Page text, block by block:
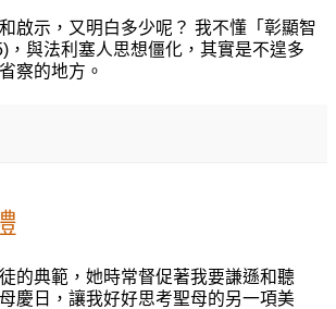
啟示，又明白多少呢？ 我不懂「彰顯智
，與法利塞人思想僵化，其實是不遑多
察的地方。
的典範，她時常督促著我要謙遜和聽
慶日，讓我好好思考聖母的另一項美